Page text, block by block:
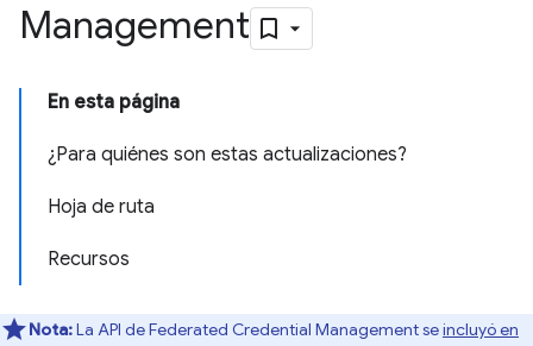
Management
En esta página
¿Para quiénes son estas actualizaciones?
Hoja de ruta
Recursos
Nota:La API de Federated Credential Management seincluyó en